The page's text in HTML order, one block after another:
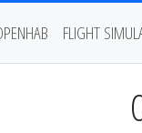
FLIGHT